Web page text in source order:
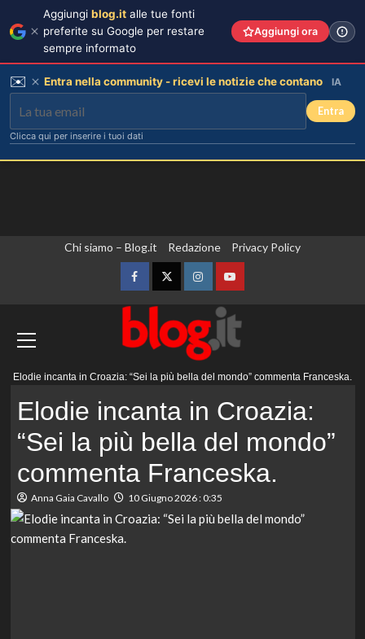
Chi siamo – Blog.it Redazione Privacy Policy
FacebookTwitterInstagramYouTube
Elodie incanta in Croazia: “Sei la più bella del mondo” commenta Franceska.
Elodie incanta in Croazia:
“Sei la più bella del mondo”
commenta Franceska.
Anna Gaia Cavallo 10 Giugno 2026 : 0:35
Aggiungi blog.it alle tue fonti
preferite su Google per restare
sempre informato
Aggiungi ora
✉️ Entra nella community - ricevi le notizie che contano IA
Entra
Clicca qui per inserire i tuoi dati